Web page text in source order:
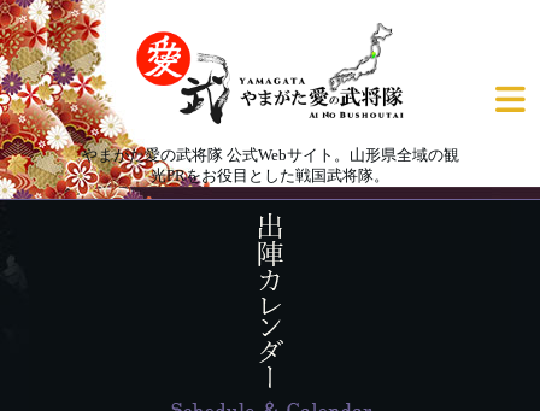
やまがた愛の武将隊 公式Webサイト。山形県全域の観
光PRをお役目とした戦国武将隊。